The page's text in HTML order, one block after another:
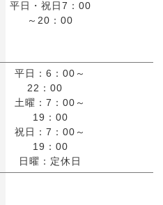
平日・祝日7：00
～20：00
平日：6：00～
22：00
土曜：7：00～
19：00
祝日：7：00～
19：00
日曜：定休日